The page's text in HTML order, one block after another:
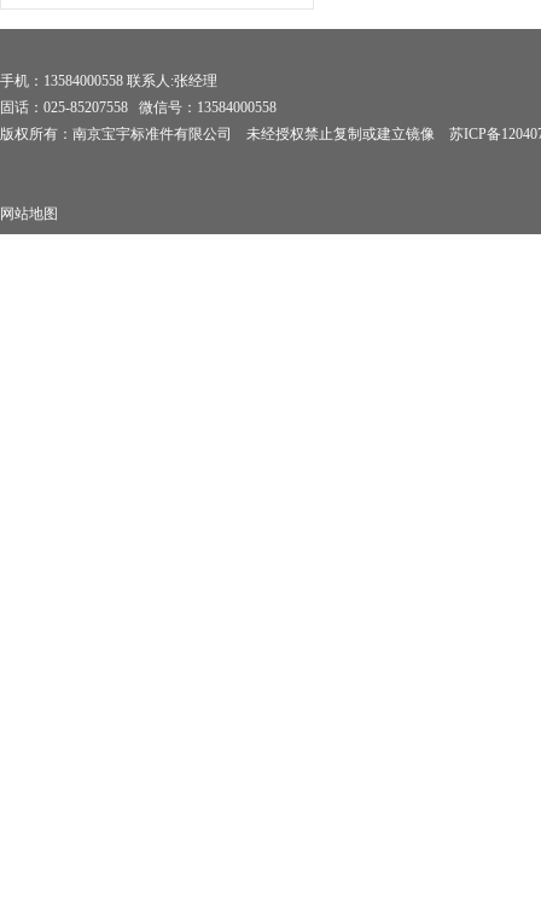
手机：13584000558 联系人:张经理
固话：025-85207558 微信号：13584000558
版权所有：南京宝宇标准件有限公司 未经授权禁止复制或建立镜像 苏ICP备
网站地图